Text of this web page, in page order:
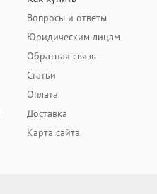
Вопросы и ответы
Юридическим лицам
Обратная связь
Статьи
Оплата
Доставка
Карта сайта